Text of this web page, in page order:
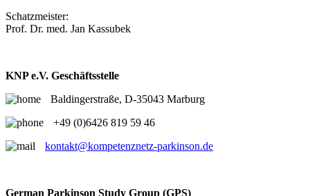
Schatzmeister:
Prof. Dr. med. Jan Kassubek
KNP e.V. Geschäftsstelle
Baldingerstraße, D-35043 Marburg
+49 (0)6426 819 59 46
kontakt@kompetenznetz-parkinson.de
German Parkinson Study Group (GPS)